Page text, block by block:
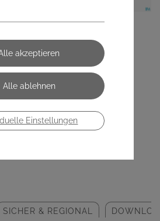
Nutrient
SICHER & REGIONAL
Einstellungen